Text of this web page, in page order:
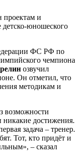
и
юношеского
ФС РФ по
чемпиона
озвучил
Он отметил, что
методикам и
возможности
никакие достижения.
задача – тренер.
Тот, кто придёт и
– сказал